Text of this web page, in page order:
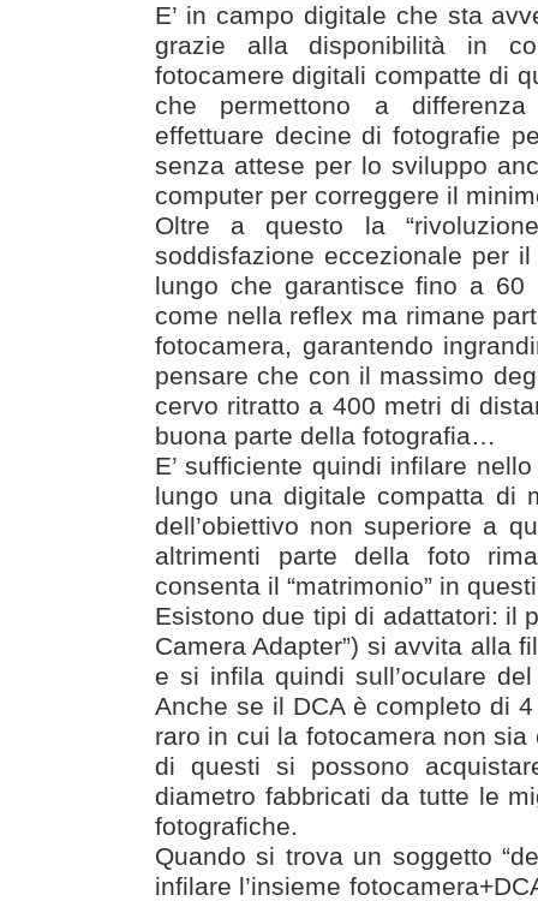
E’ in campo digitale che sta
grazie alla disponibilità in
fotocamere digitali compatte di
che permettono a
effettuare decine di fotografie
senza attese per lo sviluppo
computer per correggere il
Oltre a questo la
soddisfazione eccezionale per
lungo che garantisce fino a 60
come nella reflex ma rimane
fotocamera, garantendo
pensare che con il massimo
cervo ritratto a 400 metri di
buona parte della fotografia…
E’ sufficiente quindi infilare
lungo una digitale compatta di
dell’obiettivo non superiore a
altrimenti parte della foto
consenta il “matrimonio” in
Esistono due tipi di adattatori: il
Camera Adapter”) si avvita alla
e si infila quindi sull’oculare
Anche se il DCA è completo di
raro in cui la fotocamera non
di questi si possono
diametro fabbricati da tutte le
fotografiche.
Quando si trova un soggetto
infilare l’insieme